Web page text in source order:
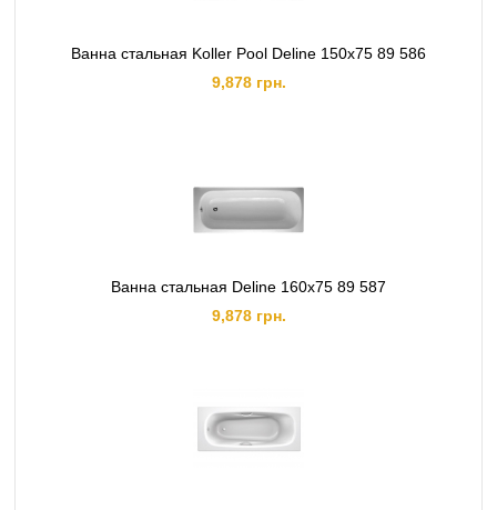
Ванна стальная Koller Pool Deline 150х75 89 586
9,878 грн.
Ванна стальная Deline 160х75 89 587
9,878 грн.